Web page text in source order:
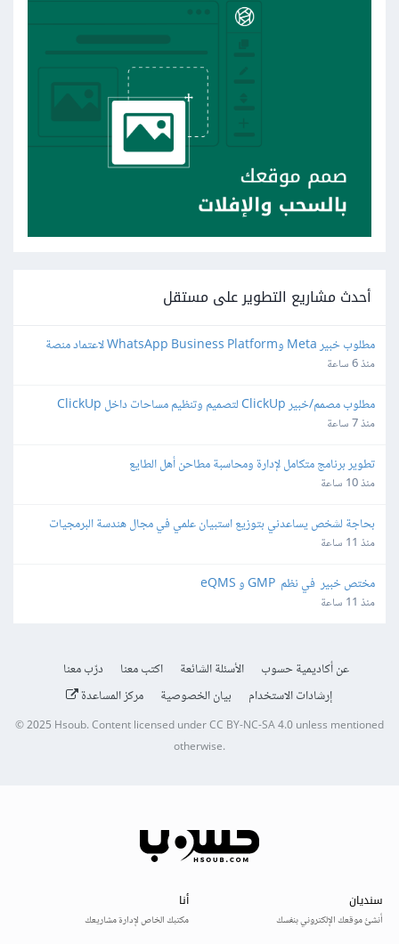
أحدث مشاريع التطوير على مستقل
واتساب
منذ 6 ساعة
مطلوب مصمم/خبير ClickUp لتصميم وتنظيم مساحات داخل ClickUp
منذ 7 ساعة
تطوير برنامج متكامل لإدارة ومحاسبة مطاحن أهل الطايع
منذ 10 ساعة
بحاجة لشخص يساعدني بتوزيع استبيان علمي في مجال هندسة البرمجيات
منذ 11 ساعة
مختص خبير  في نظم  GMP و eQMS
منذ 11 ساعة
عن أكاديمية حسوب الأسئلة الشائعة اكتب معنا
درّب معنا
إرشادات الاستخدام
بيان الخصوصية مركز المساعدة
© 2025 Hsoub.Content licensed underCC BY-NC-SA 4.0unless mentioned
otherwise.